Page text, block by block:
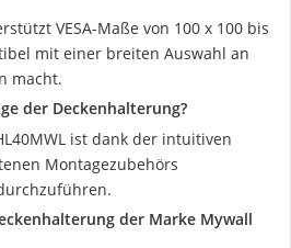
VESA-Maße von 100 x 100 bis
mit einer breiten Auswahl an
macht.
der Deckenhalterung?
ist dank der intuitiven
Montagezubehörs
der Marke Mywall